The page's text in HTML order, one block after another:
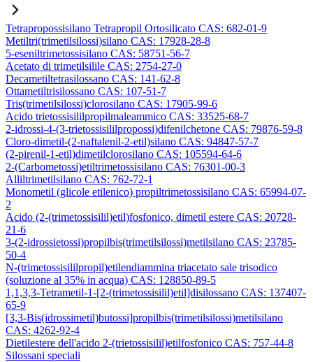
Tetrapropossisilano Tetrapropil Ortosilicato CAS: 682-01-9
Metiltri(trimetilsilossi)silano CAS: 17928-28-8
5-eseniltrimetossisilano CAS: 58751-56-7
Acetato di trimetilsilile CAS: 2754-27-0
Decametiltetrasilossano CAS: 141-62-8
Ottametiltrisilossano CAS: 107-51-7
Tris(trimetilsilossi)clorosilano CAS: 17905-99-6
Acido trietossisililpropilmaleammico CAS: 33525-68-7
2-idrossi-4-(3-trietossisililpropossi)difenilchetone CAS: 79876-59-8
Cloro-dimetil-(2-naftalenil-2-etil)silano CAS: 94847-57-7
(2-pirenil-1-etil)dimetilclorosilano CAS: 105594-64-6
2-(Carbometossi)etiltrimetossisilano CAS: 76301-00-3
Alliltrimetilsilano CAS: 762-72-1
Monometil (glicole etilenico) propiltrimetossisilano CAS: 65994-07-
2
Acido (2-(trimetossisilil)etil)fosfonico, dimetil estere CAS: 20728-
21-6
3-(2-idrossietossi)propilbis(trimetilsilossi)metilsilano CAS: 23785-
50-4
N-(trimetossisililpropil)etilendiammina triacetato sale trisodico
(soluzione al 35% in acqua) CAS: 128850-89-5
1,1,3,3-Tetrametil-1-[2-(trimetossisilil)etil]disilossano CAS: 137407-
65-9
[3,3-Bis(idrossimetil)butossi]propilbis(trimetilsilossi)metilsilano
CAS: 4262-92-4
Dietilestere dell'acido 2-(trietossisilil)etilfosfonico CAS: 757-44-8
Silossani speciali